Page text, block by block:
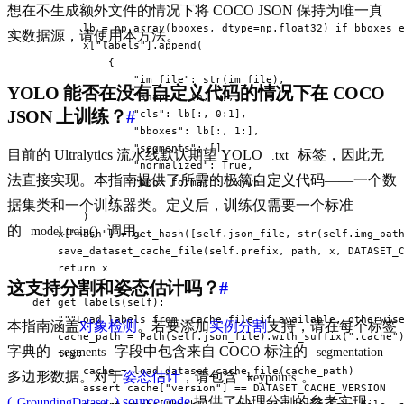
lb = np.array(bboxes, dtype=np.float32) if bboxes
            x["labels"].append(
                {
                    "im_file": str(im_file),
                    "shape": (h, w),
                    "cls": lb[:, 0:1],
                    "bboxes": lb[:, 1:],
                    "segments": [],
                    "normalized": True,
                    "bbox_format": "xywh",
                }
            )
x["hash"] = get_hash([self.json_file,
save_dataset_cache_file(self.prefix, path, x,
        return x
    def get_labels(self):
"""Load labels from .cache file if available,
        cache_path = Path(self.json_file).with_suffix(".cache")
        try:
            cache = load_dataset_cache_file(cache_path)
            assert cache["version"] == DATASET_CACHE_VERSION
想在不生成额外文件的情况下将 COCO JSON 保持为唯一真
实数据源，请使用本方法。
YOLO 能否在没有自定义代码的情况下在 COCO
JSON 上训练？#
目前的 Ultralytics 流水线默认期望 YOLO .txt
标签，因此无
法直接实现。本指南提供了所需的极简自定义代码——一个数
据集类和一个训练器类。定义后，训练仅需要一个标准
的
model.train() 调用。
这支持分割和姿态估计吗？#
本指南涵盖对象检测。若要添加实例分割支持，请在每个标签
字典的
segments 字段中包含来自 COCO 标注的 segmentation
多边形数据。对于姿态估计，请包含 keypoints 。